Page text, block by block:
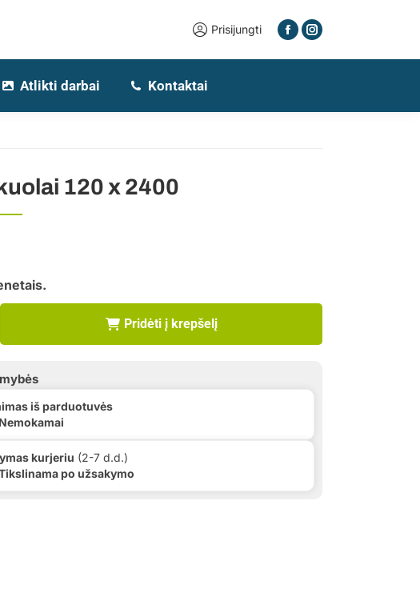
Prisijungti
Atlikti darbai Kontaktai
120 x 2400
Pridėti į krepšelį
iš parduotuvės
Nemokamai
kurjeriu (2-7 d.d.)
po užsakymo